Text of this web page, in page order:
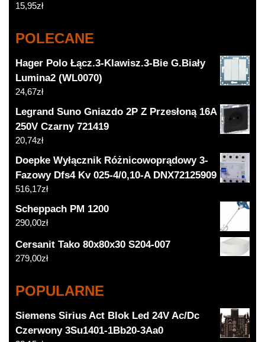
15,95zł
POLECANE
Hager Polo Łącz.3-Klawisz.3-Bie G.Biały
Lumina2 (WL0070)
24,67zł
Legrand Suno Gniazdo 2P Z Przesłoną 16A
250V Czarny 721419
20,74zł
Doepke Wyłącznik Różnicowoprądowy 3-
Fazowy Dfs4 Kv 025-4/0,10-A DNX72125909
516,17zł
Scheppach PM 1200
290,00zł
Cersanit Tako 80x80x30 S204-007
279,00zł
POPULARNE
Siemens Sirius Act Blok Led 24V Ac/Dc
Czerwony 3Su1401-1Bb20-3Aa0